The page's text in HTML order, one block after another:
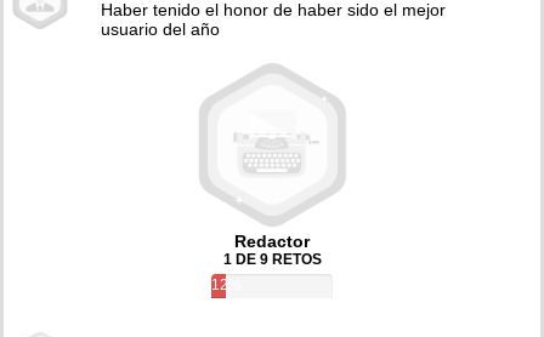
Haber tenido el honor de haber sido el mejor
usuario del año
Redactor
1 DE 9 RETOS
12%